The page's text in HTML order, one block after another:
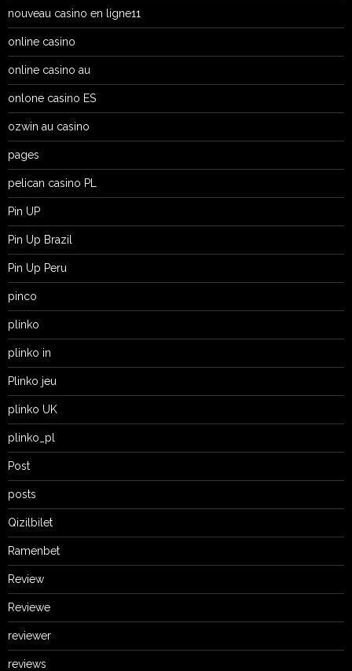
nouveau casino en ligne11
online casino
online casino au
onlone casino ES
ozwin au casino
pages
pelican casino PL
Pin UP
Pin Up Brazil
Pin Up Peru
pinco
plinko
plinko in
Plinko jeu
plinko UK
plinko_pl
Post
posts
Qizilbilet
Ramenbet
Review
Reviewe
reviewer
reviews